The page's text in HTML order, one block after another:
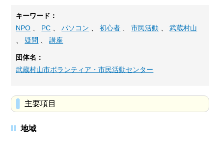
キーワード：
NPO
PC 、パソコン 、初心者 、市民活動 、武蔵村山
疑問 、講座
団体名：
武蔵村山市ボランティア・市民活動センター
主要項目
地域